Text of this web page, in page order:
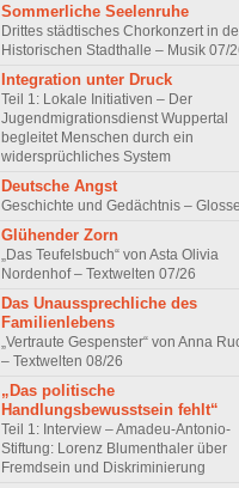
Sommerliche Seelenruhe
Drittes städtisches Chorkonzert in
Historischen Stadthalle – Musik 07/
Integration unter Druck
Teil 1: Lokale Initiativen – Der
Jugendmigrationsdienst Wuppertal
begleitet Menschen durch ein
widersprüchliches System
Deutsche Angst
Geschichte und Gedächtnis – Glosse
Glühender Zorn
„Das Teufelsbuch“ von Asta Olivia
Nordenhof – Textwelten 07/26
Das Unaussprechliche des
Familienlebens
„Vertraute Gespenster“ von Anna
– Textwelten 08/26
„Das politische
Handlungsbewusstsein fehlt“
Teil 1: Interview – Amadeu-Antonio-
Stiftung: Lorenz Blumenthaler über
Fremdsein und Diskriminierung